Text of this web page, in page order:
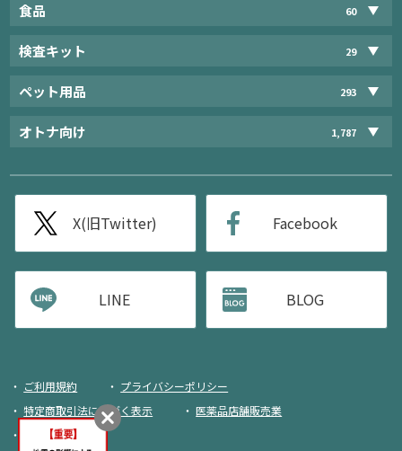
食品 60
検査キット 29
ペット用品 293
オトナ向け 1,787
X(旧Twitter) Facebook
LINE BLOG
ご利用規約
プライバシーポリシー
特定商取引法に基づく表示
医薬品店舗販売業
荷物追跡